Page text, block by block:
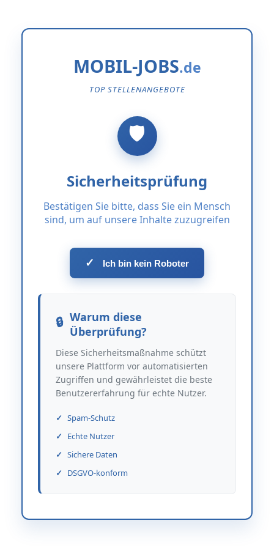
MOBIL-JOBS
TOP STELLENANGEBOTE
Sicherheitsprüfung
Bestätigen Sie bitte, dass Sie ein Mensch
sind, um auf unsere Inhalte zuzugreifen
✓ Ich bin kein Roboter
Warum diese
Überprüfung?
Diese Sicherheitsmaßnahme schützt
unsere Plattform vor automatisierten
Zugriffen und gewährleistet die beste
Benutzererfahrung für echte Nutzer.
Spam-Schutz
Echte Nutzer
Sichere Daten
DSGVO-konform